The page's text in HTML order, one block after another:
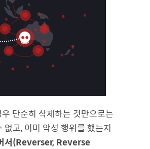
단순히 삭제하는 것만으로는
고, 이미 악성 행위를 했는지
서(Reverser, Reverse